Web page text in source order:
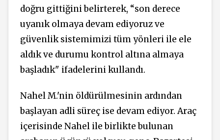
doğru gittiğini belirterek, “son derece
uyanık olmaya devam ediyoruz ve
güvenlik sistemimizi tüm yönleri ile ele
aldık ve durumu kontrol altına almaya
başladık" ifadelerini kullandı.
Nahel M.'nin öldürülmesinin ardından
başlayan adli süreç ise devam ediyor. Araç
içerisinde Nahel ile birlikte bulunan